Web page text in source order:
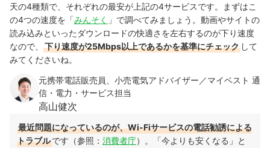
天の4種類で、それぞれの最安が上記の4サービスです。まずはこ
の4つの速度を「みんそく 」で調べてみましょう。動画やサイトの
読み込みといったダウンロードの快適さを左右するのが下り速度
なので、
下り速度が25Mbps以上であるかを基準にチェック して
みてくださいね。
元携帯電話販売員、小売電気アドバイザー／マイベスト 通
信・電力・サービス担当
高山健次
最近問題になっているのが、Wi-Fiサービスの電話勧誘による
トラブルです（参照： 消費者庁）。「今よりも安くなる」と